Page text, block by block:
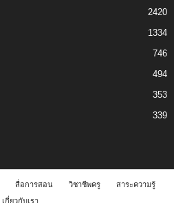
2420
1334
746
494
353
339
สื่อการสอน วิชาชีพครู
สาระความรู้
เกี่ยวกับเรา